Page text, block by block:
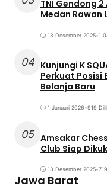
TNI Gendong
Medan Rawan
13 Desember 2025•
04 Kunjungi K
Perkuat
Belanja Baru
1 Januari 2026•919
05 Amsakar
Club Siap
13 Desember 2025•
Jawa Barat